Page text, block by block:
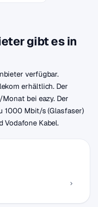
gibt es in
verfügbar.
erhältlich. Der
bei eazy. Der
1000 Mbit/s (Glasfaser)
Vodafone Kabel.